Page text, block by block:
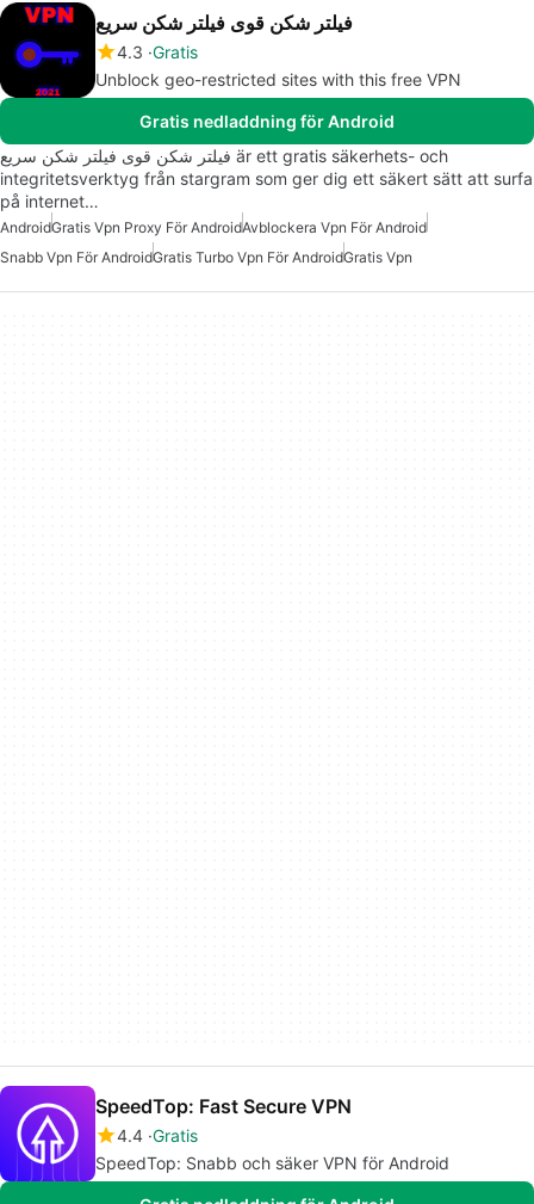
فیلتر شکن قوی فیلتر شکن سریع
4.3 Gratis
Unblock geo-restricted sites with this free VPN
Gratis nedladdning för Android
فیلتر شکن قوی فیلتر شکن سریع är ett gratis säkerhets- och
integritetsverktyg från stargram som ger dig ett säkert sätt att surfa
på internet…
AndroidGratis Vpn Proxy För AndroidAvblockera Vpn För Android
Snabb Vpn För AndroidGratis Turbo Vpn För AndroidGratis Vpn
SpeedTop: Fast Secure VPN
4.4 Gratis
SpeedTop: Snabb och säker VPN för Android